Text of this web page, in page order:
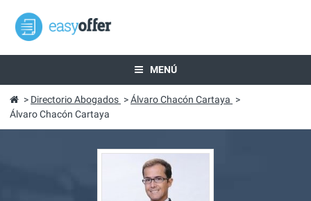
MENÚ
> Directorio Abogados > Álvaro Chacón Cartaya >
Álvaro Chacón Cartaya